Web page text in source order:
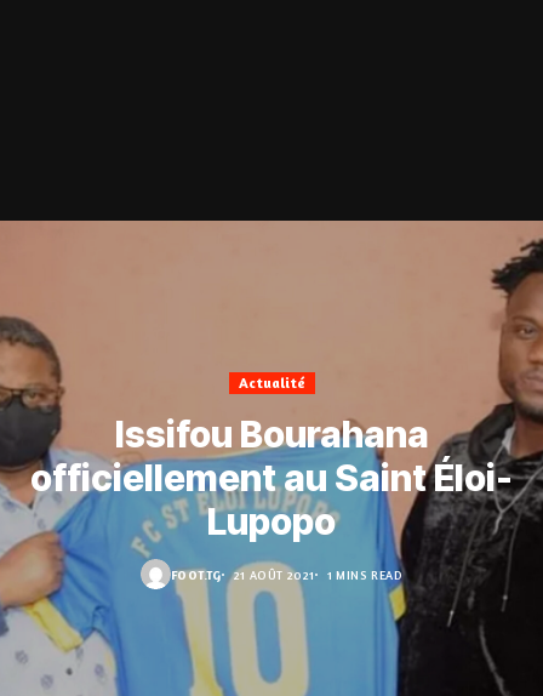
Actualité
Issifou Bourahana
officiellement au Saint Éloi-
Lupopo
FOOT.TG 21 AOÛT 2021 1 MINS READ